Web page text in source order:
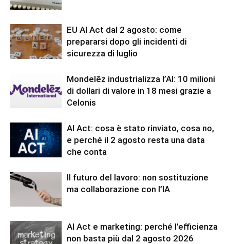
EU AI Act dal 2 agosto: come
prepararsi dopo gli incidenti di
sicurezza di luglio
Mondelēz industrializza l’AI: 10 milioni
di dollari di valore in 18 mesi grazie a
Celonis
AI Act: cosa è stato rinviato, cosa no,
e perché il 2 agosto resta una data
che conta
Il futuro del lavoro: non sostituzione
ma collaborazione con l’IA
AI Act e marketing: perché l’efficienza
non basta più dal 2 agosto 2026